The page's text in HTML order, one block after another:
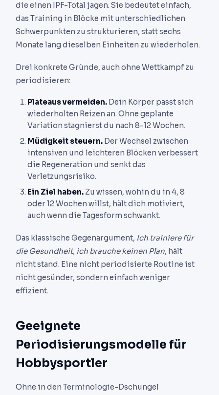
die einen IPF-Total jagen. Sie bedeutet einfach,
das Training in Blöcke mit unterschiedlichen
Schwerpunkten zu strukturieren, statt sechs
Monate lang dieselben Einheiten zu wiederholen.
Drei konkrete Gründe, auch ohne Wettkampf zu
periodisieren:
Plateaus vermeiden. Dein Körper passt sich
wiederholten Reizen an. Ohne geplante
Variation stagnierst du nach 8-12 Wochen.
Müdigkeit steuern. Der Wechsel zwischen
intensiven und leichteren Blöcken verbessert
die Regeneration und senkt das
Verletzungsrisiko.
Ein Ziel haben. Zu wissen, wohin du in 4, 8
oder 12 Wochen willst, hält dich motiviert,
auch wenn die Tagesform schwankt.
Das klassische Gegenargument, Ich trainiere für
die Gesundheit, ich brauche keinen Plan, hält
nicht stand. Eine nicht periodisierte Routine ist
nicht gesünder, sondern einfach weniger
effizient.
Geeignete
Periodisierungsmodelle für
Hobbysportler
Ohne in den Terminologie-Dschungel